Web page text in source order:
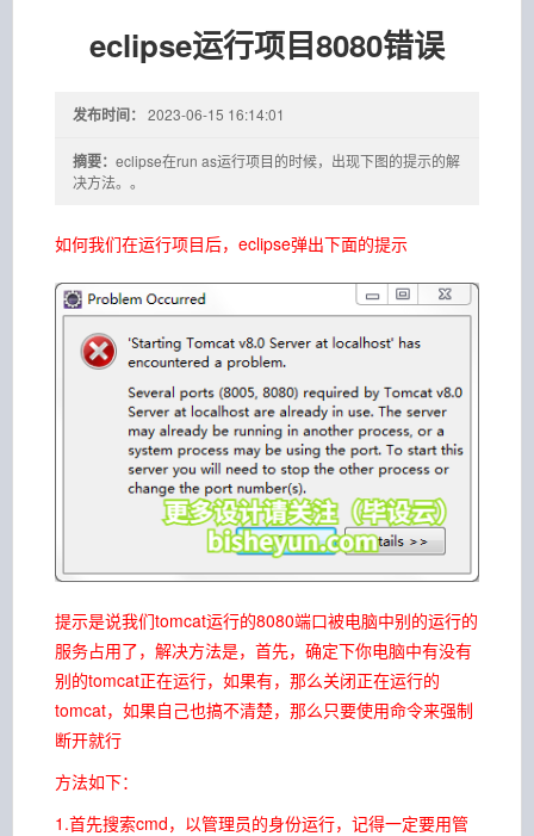
eclipse运行项目8080错误
发布时间： 2023-06-15 16:14:01
摘要： eclipse在run as运行项目的时候，出现下图的提示的解
决方法。。
如何我们在运行项目后，eclipse弹出下面的提示
提示是说我们tomcat运行的8080端口被电脑中别的运行的
服务占用了，解决方法是，首先，确定下你电脑中有没有
别的tomcat正在运行，如果有，那么关闭正在运行的
tomcat，如果自己也搞不清楚，那么只要使用命令来强制
断开就行
方法如下：
1.首先搜索cmd，以管理员的身份运行，记得一定要用管